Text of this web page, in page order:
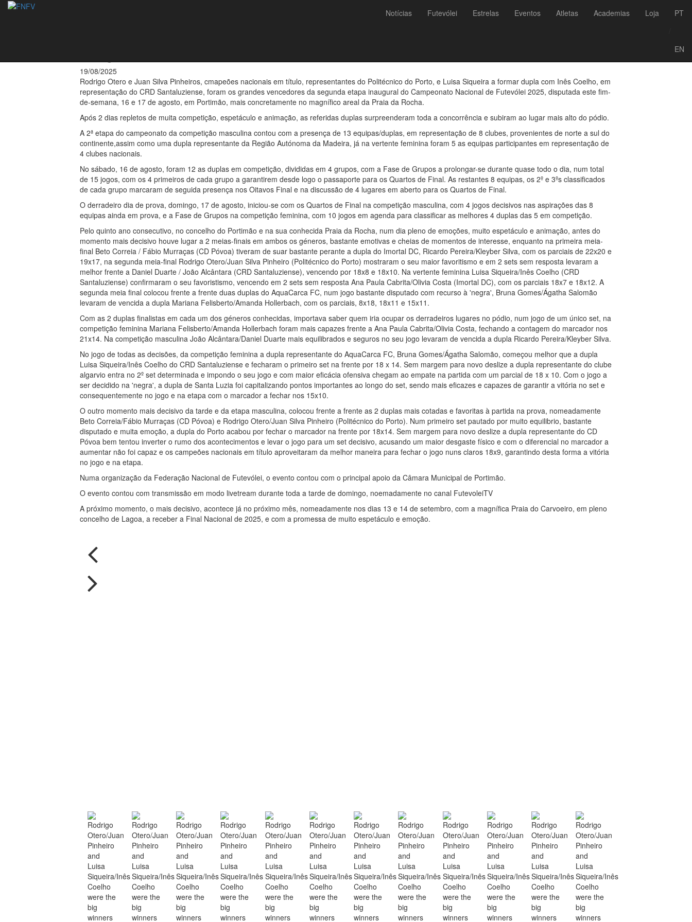
Notícias Futevólei Estrelas Eventos Atletas Academias Loja
PT
EN
19/08/2025
Rodrigo Otero e Juan Silva Pinheiros, cmapeões nacionais em título, representantes do Politécnico do Porto, e Luisa Siqueira a formar dupla com Inês Coelho, em
representação do CRD Santaluziense, foram os grandes vencedores da segunda etapa inaugural do Campeonato Nacional de Futevólei 2025, disputada este fim-
de-semana, 16 e 17 de agosto, em Portimão, mais concretamente no magnífico areal da Praia da Rocha.
Após 2 dias repletos de muita competição, espetáculo e animação, as referidas duplas surpreenderam toda a concorrência e subiram ao lugar mais alto do pódio.
A 2ª etapa do campeonato da competição masculina contou com a presença de 13 equipas/duplas, em representação de 8 clubes, provenientes de norte a sul do
continente,assim como uma dupla representante da Região Autónoma da Madeira, já na vertente feminina foram 5 as equipas participantes em representação de
4 clubes nacionais.
No sábado, 16 de agosto, foram 12 as duplas em competição, divididas em 4 grupos, com a Fase de Grupos a prolongar-se durante quase todo o dia, num total
de 15 jogos, com os 4 primeiros de cada grupo a garantirem desde logo o passaporte para os Quartos de Final. As restantes 8 equipas, os 2º e 3ºs classificados
de cada grupo marcaram de seguida presença nos Oitavos Final e na discussão de 4 lugares em aberto para os Quartos de Final.
O derradeiro dia de prova, domingo, 17 de agosto, iniciou-se com os Quartos de Final na competição masculina, com 4 jogos decisivos nas aspirações das 8
equipas ainda em prova, e a Fase de Grupos na competição feminina, com 10 jogos em agenda para classificar as melhores 4 duplas das 5 em competição.
Pelo quinto ano consecutivo, no concelho do Portimão e na sua conhecida Praia da Rocha, num dia pleno de emoções, muito espetáculo e animação, antes do
momento mais decisivo houve lugar a 2 meias-finais em ambos os géneros, bastante emotivas e cheias de momentos de interesse, enquanto na primeira meia-
final Beto Correia / Fábio Murraças (CD Póvoa) tiveram de suar bastante perante a dupla do Imortal DC, Ricardo Pereira/Kleyber Silva, com os parciais de 22x20 e
19x17, na segunda meia-final Rodrigo Otero/Juan Silva Pinheiro (Politécnico do Porto) mostraram o seu maior favoritismo e em 2 sets sem resposta levaram a
melhor frente a Daniel Duarte / João Alcântara (CRD Santaluziense), vencendo por 18x8 e 18x10. Na vertente feminina Luisa Siqueira/Inês Coelho (CRD
Santaluziense) confirmaram o seu favoristismo, vencendo em 2 sets sem resposta Ana Paula Cabrita/Olivia Costa (Imortal DC), com os parciais 18x7 e 18x12. A
segunda meia final colocou frente a frente duas duplas do AquaCarca FC, num jogo bastante disputado com recurso à 'negra', Bruna Gomes/Ágatha Salomão
levaram de vencida a dupla Mariana Felisberto/Amanda Hollerbach, com os parciais, 8x18, 18x11 e 15x11.
Com as 2 duplas finalistas em cada um dos géneros conhecidas, importava saber quem iria ocupar os derradeiros lugares no pódio, num jogo de um único set, na
competição feminina Mariana Felisberto/Amanda Hollerbach foram mais capazes frente a Ana Paula Cabrita/Olivia Costa, fechando a contagem do marcador nos
21x14. Na competição masculina João Alcântara/Daniel Duarte mais equilibrados e seguros no seu jogo levaram de vencida a dupla Ricardo Pereira/Kleyber Silva.
No jogo de todas as decisões, da competição feminina a dupla representante do AquaCarca FC, Bruna Gomes/Ágatha Salomão, começou melhor que a dupla
Luisa Siqueira/Inês Coelho do CRD Santaluziense e fecharam o primeiro set na frente por 18 x 14. Sem margem para novo deslize a dupla representante do clube
algarvio entra no 2º set determinada e impondo o seu jogo e com maior eficácia ofensiva chegam ao empate na partida com um parcial de 18 x 10. Com o jogo a
ser decidido na 'negra', a dupla de Santa Luzia foi capitalizando pontos importantes ao longo do set, sendo mais eficazes e capazes de garantir a vitória no set e
consequentemente no jogo e na etapa com o marcador a fechar nos 15x10.
O outro momento mais decisivo da tarde e da etapa masculina, colocou frente a frente as 2 duplas mais cotadas e favoritas à partida na prova, nomeadamente
Beto Correia/Fábio Murraças (CD Póvoa) e Rodrigo Otero/Juan Silva Pinheiro (Politécnico do Porto). Num primeiro set pautado por muito equilibrio, bastante
disputado e muita emoção, a dupla do Porto acabou por fechar o marcador na frente por 18x14. Sem margem para novo deslize a dupla representante do CD
Póvoa bem tentou inverter o rumo dos acontecimentos e levar o jogo para um set decisivo, acusando um maior desgaste físico e com o diferencial no marcador a
aumentar não foi capaz e os campeões nacionais em título aproveitaram da melhor maneira para fechar o jogo nuns claros 18x9, garantindo desta forma a vitória
no jogo e na etapa.
Numa organização da Federação Nacional de Futevólei, o evento contou com o principal apoio da Câmara Municipal de Portimão.
O evento contou com transmissão em modo livetream durante toda a tarde de domingo, noemadamente no canal FutevoleiTV
A próximo momento, o mais decisivo, acontece já no próximo mês, nomeadamente nos dias 13 e 14 de setembro, com a magnífica Praia do Carvoeiro, em pleno
concelho de Lagoa, a receber a Final Nacional de 2025, e com a promessa de muito espetáculo e emoção.